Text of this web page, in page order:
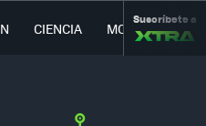
CIENCIA MOVILIDAD
Suscríbete a